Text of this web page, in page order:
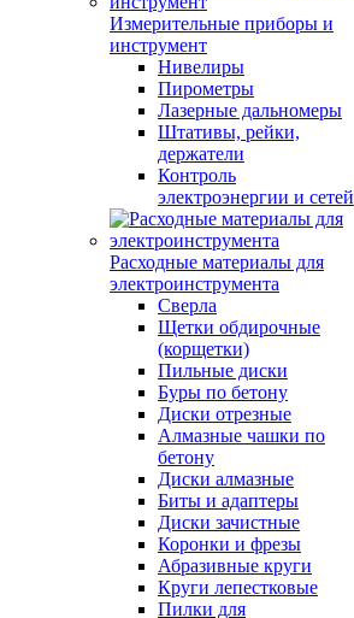
Измерительные приборы и
инструмент
Нивелиры
Пирометры
Лазерные дальномеры
Штативы, рейки,
держатели
Контроль
электроэнергии и сетей
Расходные материалы для
электроинструмента
Сверла
Щетки обдирочные
(корщетки)
Пильные диски
Буры по бетону
Диски отрезные
Алмазные чашки по
бетону
Диски алмазные
Биты и адаптеры
Диски зачистные
Коронки и фрезы
Абразивные круги
Круги лепестковые
Пилки для